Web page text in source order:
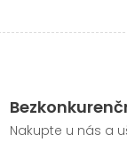
Nakupte u nás a